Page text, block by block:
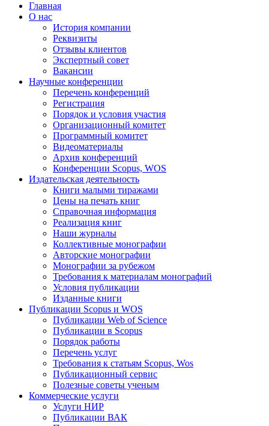
Главная
О нас
История компании
Реквизиты
Отзывы клиентов
Экспертный совет
Вакансии
Научные конференции
Перечень конференций
Регистрация
Порядок и условия участия
Организационный комитет
Программный комитет
Видеоматериалы
Архив конференций
Конференции Scopus, WOS
Издательская деятельность
Книги малыми тиражами
Цены на печать книг
Справочная информация
Реализация книг
Наши журналы
Коллективные монографии
Авторские монографии
Монографии за рубежом
Требования к материалам монографий
Условия публикации
Изданные книги
Публикации Scopus и WOS
Публикации Web of Science
Публикации в Scopus
Порядок работы
Перечень услуг
Требования к статьям Scopus, Wos
Публикационный сервис
Полезные советы ученым
Коммерческие услуги
Услуги НИР
Публикации ВАК